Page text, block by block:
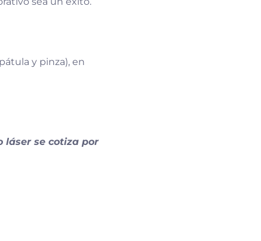
y pinza), en
láser se cotiza por